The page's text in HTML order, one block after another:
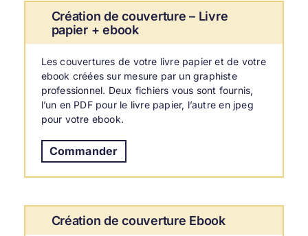
Création de couverture – Livre
papier + ebook
Les couvertures de votre livre papier et de votre
ebook créées sur mesure par un graphiste
professionnel. Deux fichiers vous sont fournis,
l’un en PDF pour le livre papier, l’autre en jpeg
pour votre ebook.
Commander
Création de couverture Ebook